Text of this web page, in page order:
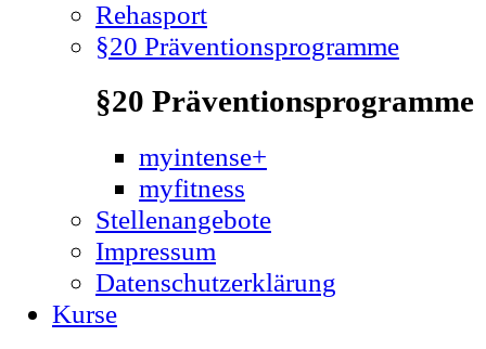
Rehasport
§20 Präventionsprogramme
§20 Präventionsprogramme
myintense+
myfitness
Stellenangebote
Impressum
Datenschutzerklärung
Kurse